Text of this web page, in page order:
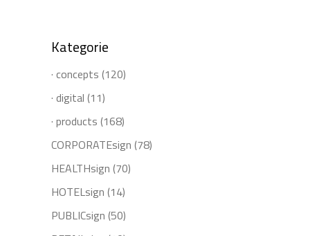
for:
Kategorie
· concepts (120)
· digital (11)
· products (168)
CORPORATEsign (78)
HEALTHsign (70)
HOTELsign (14)
PUBLICsign (50)